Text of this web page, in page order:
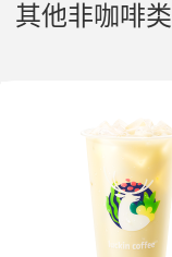
其他非咖啡类